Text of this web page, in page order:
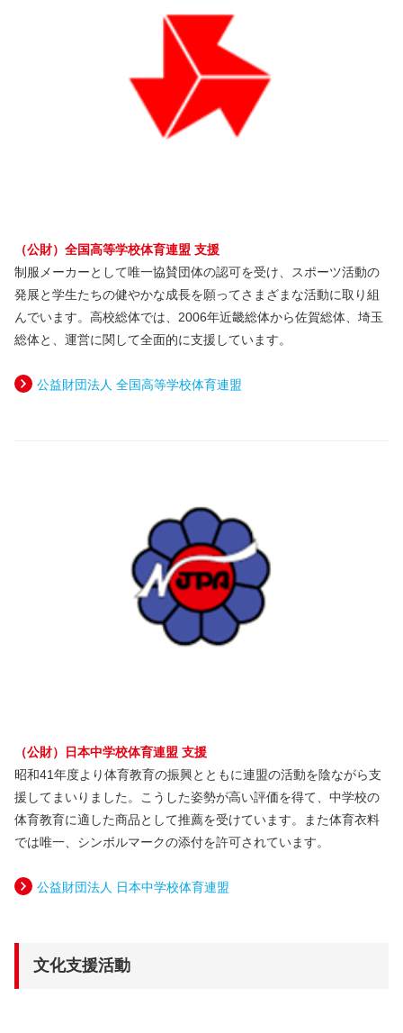
（公財）全国高等学校体育連盟 支援
制服メーカーとして唯一協賛団体の認可を受け、スポーツ活動の
発展と学生たちの健やかな成長を願ってさまざまな活動に取り組
んでいます。高校総体では、2006年近畿総体から佐賀総体、埼玉
総体と、運営に関して全面的に支援しています。
公益財団法人 全国高等学校体育連盟
（公財）日本中学校体育連盟 支援
昭和41年度より体育教育の振興とともに連盟の活動を陰ながら支
援してまいりました。こうした姿勢が高い評価を得て、中学校の
体育教育に適した商品として推薦を受けています。また体育衣料
では唯一、シンボルマークの添付を許可されています。
公益財団法人 日本中学校体育連盟
文化支援活動